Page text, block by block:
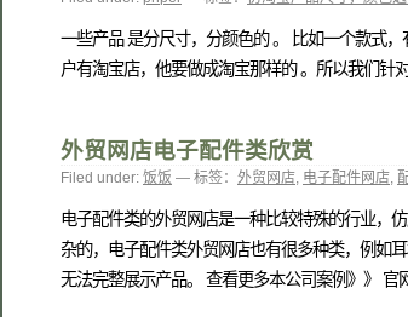
一些产品 是分尺寸，分颜色的 。 比如一个款式
户有淘宝店，他要做成淘宝那样的 。所以我们
外贸网店电子配件类欣赏
Filed under: 饭饭 — 标签： 外贸网店, 电子配件网店,
电子配件类的外贸网店是一种比较特殊的行业，
杂的，电子配件类外贸网店也有很多种类，例如
无法完整展示产品。 查看更多本公司案例》》 官